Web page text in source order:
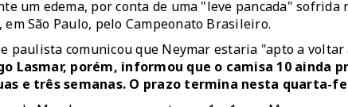
um edema, por conta de uma "leve pancada"
São Paulo, pelo Campeonato Brasileiro.
paulista comunicou que Neymar estaria "apto a voltar
Lasmar, porém, informou que o camisa 10 ainda
e três semanas. O prazo termina nesta quarta-